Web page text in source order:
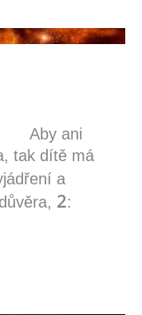
tak dítě má
a
2: